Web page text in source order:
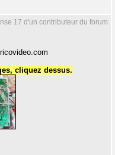
17 d'un contributeur du forum
cliquez dessus.